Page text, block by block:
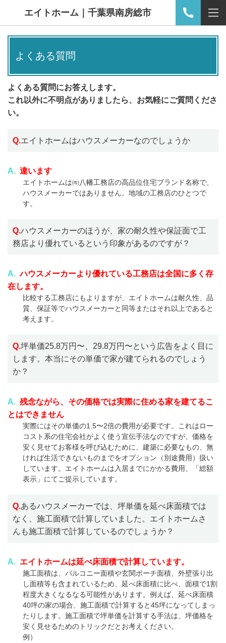
エイトホーム｜千葉県南房総市
よくある質問
よくある質問にお答えします。
これ以外に不明点がありましたら、お気軽にご質問くださ
い。
Q.エイトホームはハウスメーカーなのでしょうか
A. 違います
エイトホームは㈲八幡工務店の高品位住宅ブランド名称で、
ハウスメーカーではありません。地域の工務店のひとつで
す。
Q.ハウスメーカーのほうが、家の耐久性や保証面で工
務店より優れているという印象があるのですが？
A.ハウスメーカーより優れている工務店は全国に多く存
在します。
比較する工務店にもよりますが、エイトホームは耐久性、品
質、保証等でハウスメーカーと同等またはそれ以上であると
考えます。
Q.坪単価25.8万円〜、29.8万円〜という広告をよく目に
します。本当にその単価で家が建てられるのでしょう
か？
A. 残念ながら、その価格では実際に住める家を建てるこ
とはできません
実際にはその単価の1.5〜2倍の費用が必要です。これはロー
コスト系の住宅会社がよく使う宣伝手法なのですが、価格を
安く見せてお客様を呼び込むために、建築に必要なもの、無
ければ生活できないものまでをオプション（別途費用）扱い
しています。エイトホームは入居までにかかる費用、「総額
表示」にてご提示しています。
Q.あるハウスメーカーでは、坪単価を延べ床面積では
なく、施工面積で計算していました。エイトホームさ
んも施工面積で計算しているのでしょうか？
A. エイトホームは延べ床面積で計算しています。
施工面積は、バルコニー面積や玄関ポーチ面積、外壁張り出
し面積等も含まれているため、延べ床面積に比べ、面積で1割
程度大きくなるなる可能性があります。例えば、延べ床面積
40坪の家の場合、施工面積で計算すると45坪になってしまっ
たりします。施工面積で坪単価を計算する手法は、坪価格を
安く見せるためのトリックだとお考えください。
例）